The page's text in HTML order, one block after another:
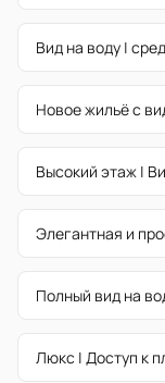
Вид на воду |
Новое жильё с
Высокий этаж |
Элегантная и
Полный вид на
Люкс | Доступ к